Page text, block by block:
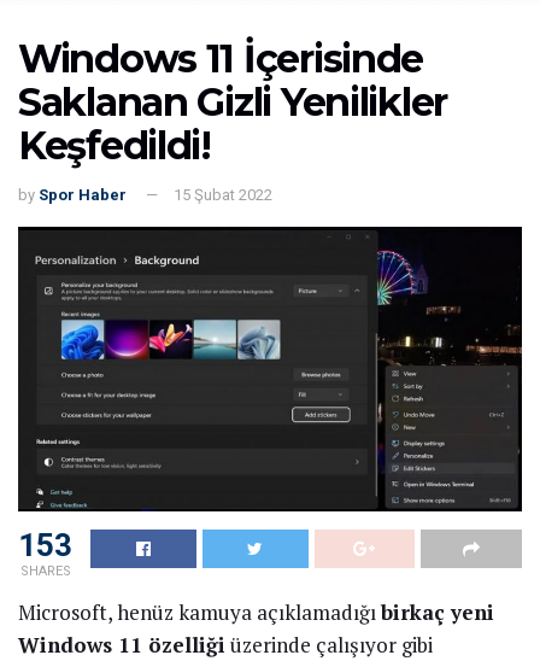
Windows 11 İçerisinde
Saklanan Gizli Yenilikler
Keşfedildi!
by Spor Haber 15 Şubat 2022
153
SHARES
Microsoft, henüz kamuya açıklamadığıbirkaç yeni
Windows 11 özelliği üzerinde çalışıyor gibi